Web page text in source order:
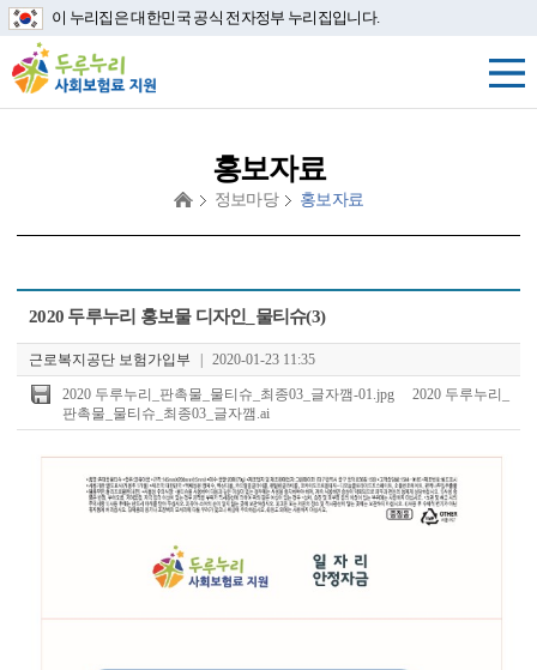
이 누리집은 대한민국 공식 전자정부 누리집입니다.
홍보자료
정보마당 홍보자료
2020 두루누리 홍보물 디자인_물티슈(3)
근로복지공단 보험가입부 2020-01-23 11:35
2020 두루누리_판촉물_물티슈_최종03_글자깸-01.jpg
2020 두루누리_
판촉물_물티슈_최종03_글자깸.ai